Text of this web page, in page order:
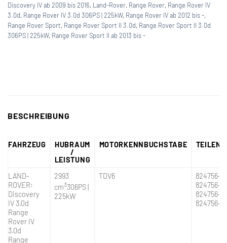
Discovery IV ab 2009 bis 2016, Land-Rover, Range Rover, Range Rover IV
3.0d, Range Rover IV 3.0d 306PS | 225kW, Range Rover IV ab 2012 bis -,
Range Rover Sport, Range Rover Sport II 3.0d, Range Rover Sport II 3.0d
306PS | 225kW, Range Rover Sport II ab 2013 bis -
BESCHREIBUNG
FAHRZEUG
HUBRAUM
/
LEISTUNG
MOTORKENNBUCHSTABE
LAND-
ROVER:
Discovery
IV 3.0d
Range
Rover IV
3.0d
Range
2993
cm3306PS |
225kW
TDV6
824756-3
824756-
824756-
824756-